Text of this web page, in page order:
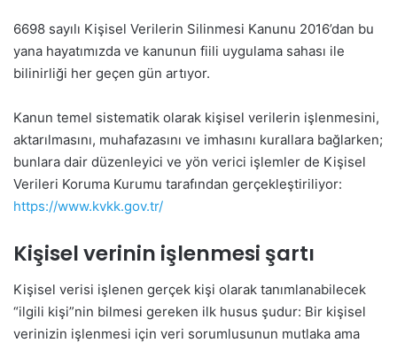
6698 sayılı Kişisel Verilerin Silinmesi Kanunu 2016’dan bu
yana hayatımızda ve kanunun fiili uygulama sahası ile
bilinirliği her geçen gün artıyor.
Kanun temel sistematik olarak kişisel verilerin işlenmesini,
aktarılmasını, muhafazasını ve imhasını kurallara bağlarken;
bunlara dair düzenleyici ve yön verici işlemler de Kişisel
Verileri Koruma Kurumu tarafından gerçekleştiriliyor:
https://www.kvkk.gov.tr/
Kişisel verinin işlenmesi şartı
Kişisel verisi işlenen gerçek kişi olarak tanımlanabilecek
“ilgili kişi”nin bilmesi gereken ilk husus şudur: Bir kişisel
verinizin işlenmesi için veri sorumlusunun mutlaka ama